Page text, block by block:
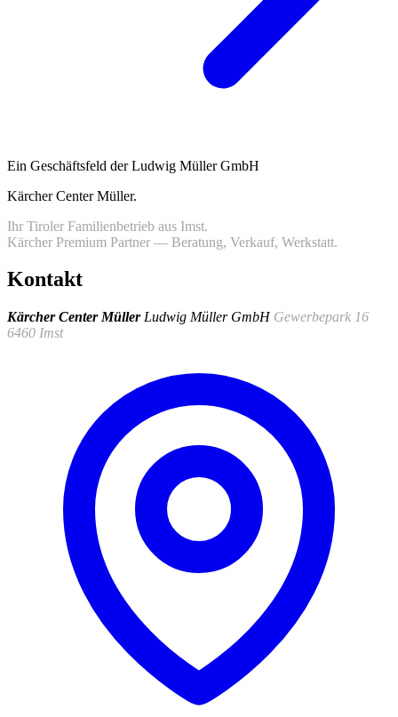
Ein Geschäftsfeld der Ludwig Müller GmbH
Kärcher Center Müller.
Ihr Tiroler Familienbetrieb aus Imst.
Kärcher Premium Partner — Beratung, Verkauf, Werkstatt.
Kontakt
Kärcher Center Müller Ludwig Müller GmbH Gewerbepark 16
6460 Imst